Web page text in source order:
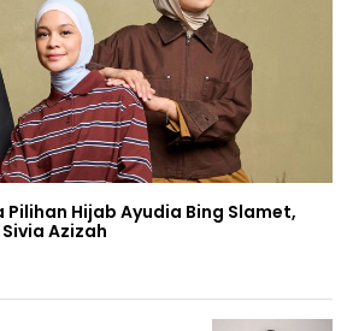
Hijab Ayudia Bing Slamet,
Azizah